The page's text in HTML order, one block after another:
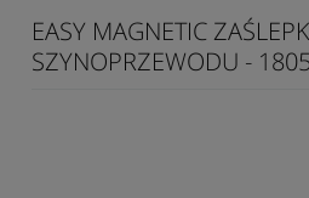
EASY MAGNETIC
SZYNOPRZEWODU -